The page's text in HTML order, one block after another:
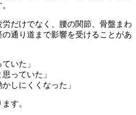
だけでなく、腰の関節、骨盤まわ
通り道まで影響を受けることがあ
いた」
っていた」
しにくくなった」
す。